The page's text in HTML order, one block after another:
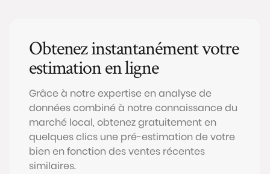
Obtenez instantanément votre
estimation en ligne
Grâce à notre expertise en analyse de
données combiné à notre connaissance du
marché local, obtenez gratuitement en
quelques clics une pré-estimation de votre
bien en fonction des ventes récentes
similaires.